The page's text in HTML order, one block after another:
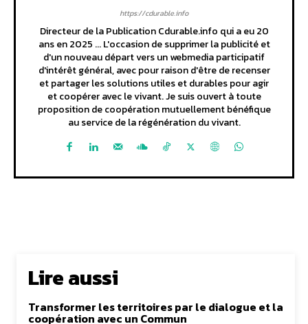
https://cdurable.info
Directeur de la Publication Cdurable.info qui a eu 20
ans en 2025 ... L'occasion de supprimer la publicité et
d'un nouveau départ vers un webmedia participatif
d'intérêt général, avec pour raison d'être de recenser
et partager les solutions utiles et durables pour agir
et coopérer avec le vivant. Je suis ouvert à toute
proposition de coopération mutuellement bénéfique
au service de la régénération du vivant.
Lire aussi
Transformer les territoires par le dialogue et la
coopération avec un Commun